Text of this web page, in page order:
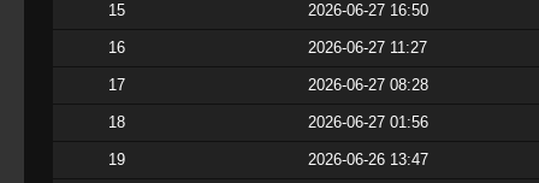
15 2026-06-27 16:50
16 2026-06-27 11:27
17 2026-06-27 08:28
18 2026-06-27 01:56
19 2026-06-26 13:47